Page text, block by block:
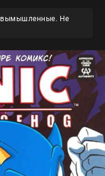
вымышленные. Не